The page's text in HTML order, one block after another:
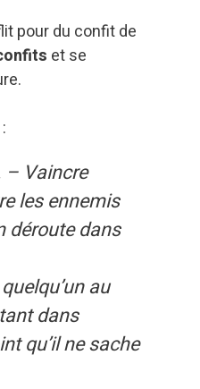
pour du confit de
et se
:
– Vaincre
les ennemis
déroute dans
au
dans
qu’il ne sache